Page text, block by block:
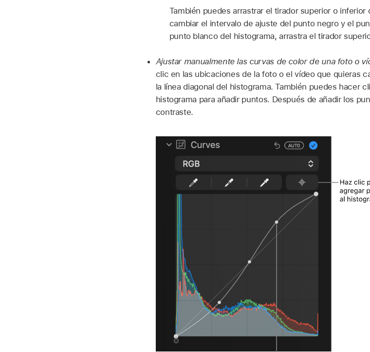
También puedes arrastrar el tirador superior o inferior
cambiar el intervalo de ajuste del punto negro y el
punto blanco del histograma, arrastra el tirador
Ajustar manualmente las curvas de color de una foto o
clic en las ubicaciones de la foto o el vídeo que quieras
la línea diagonal del histograma. También puedes hacer
histograma para añadir puntos. Después de añadir los
contraste.